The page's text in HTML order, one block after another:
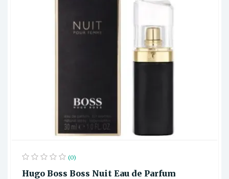
(0)
Hugo Boss Boss Nuit Eau de Parfum